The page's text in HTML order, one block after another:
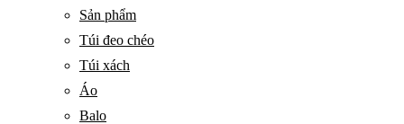
Sản phẩm
Túi đeo chéo
Túi xách
Áo
Balo